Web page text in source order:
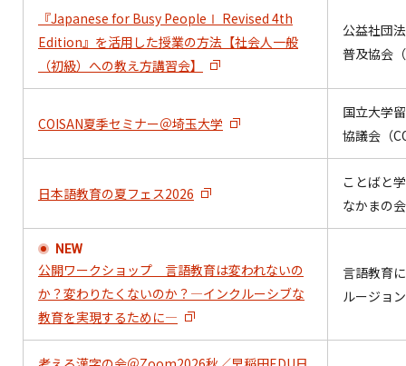
『Japanese for Busy PeopleⅠ Revised 4th
Edition』を活用した授業の方法【社会人一般
（初級）への教え方講習会】
公益社団
普及協会
COISAN夏季セミナー＠埼玉大学
国立大学
協議会（
日本語教育の夏フェス2026
ことばと
なかまの会
NEW
公開ワークショップ 言語教育は変われないの
か？変わりたくないのか？―インクルーシブな
教育を実現するために―
言語教育
ルージョ